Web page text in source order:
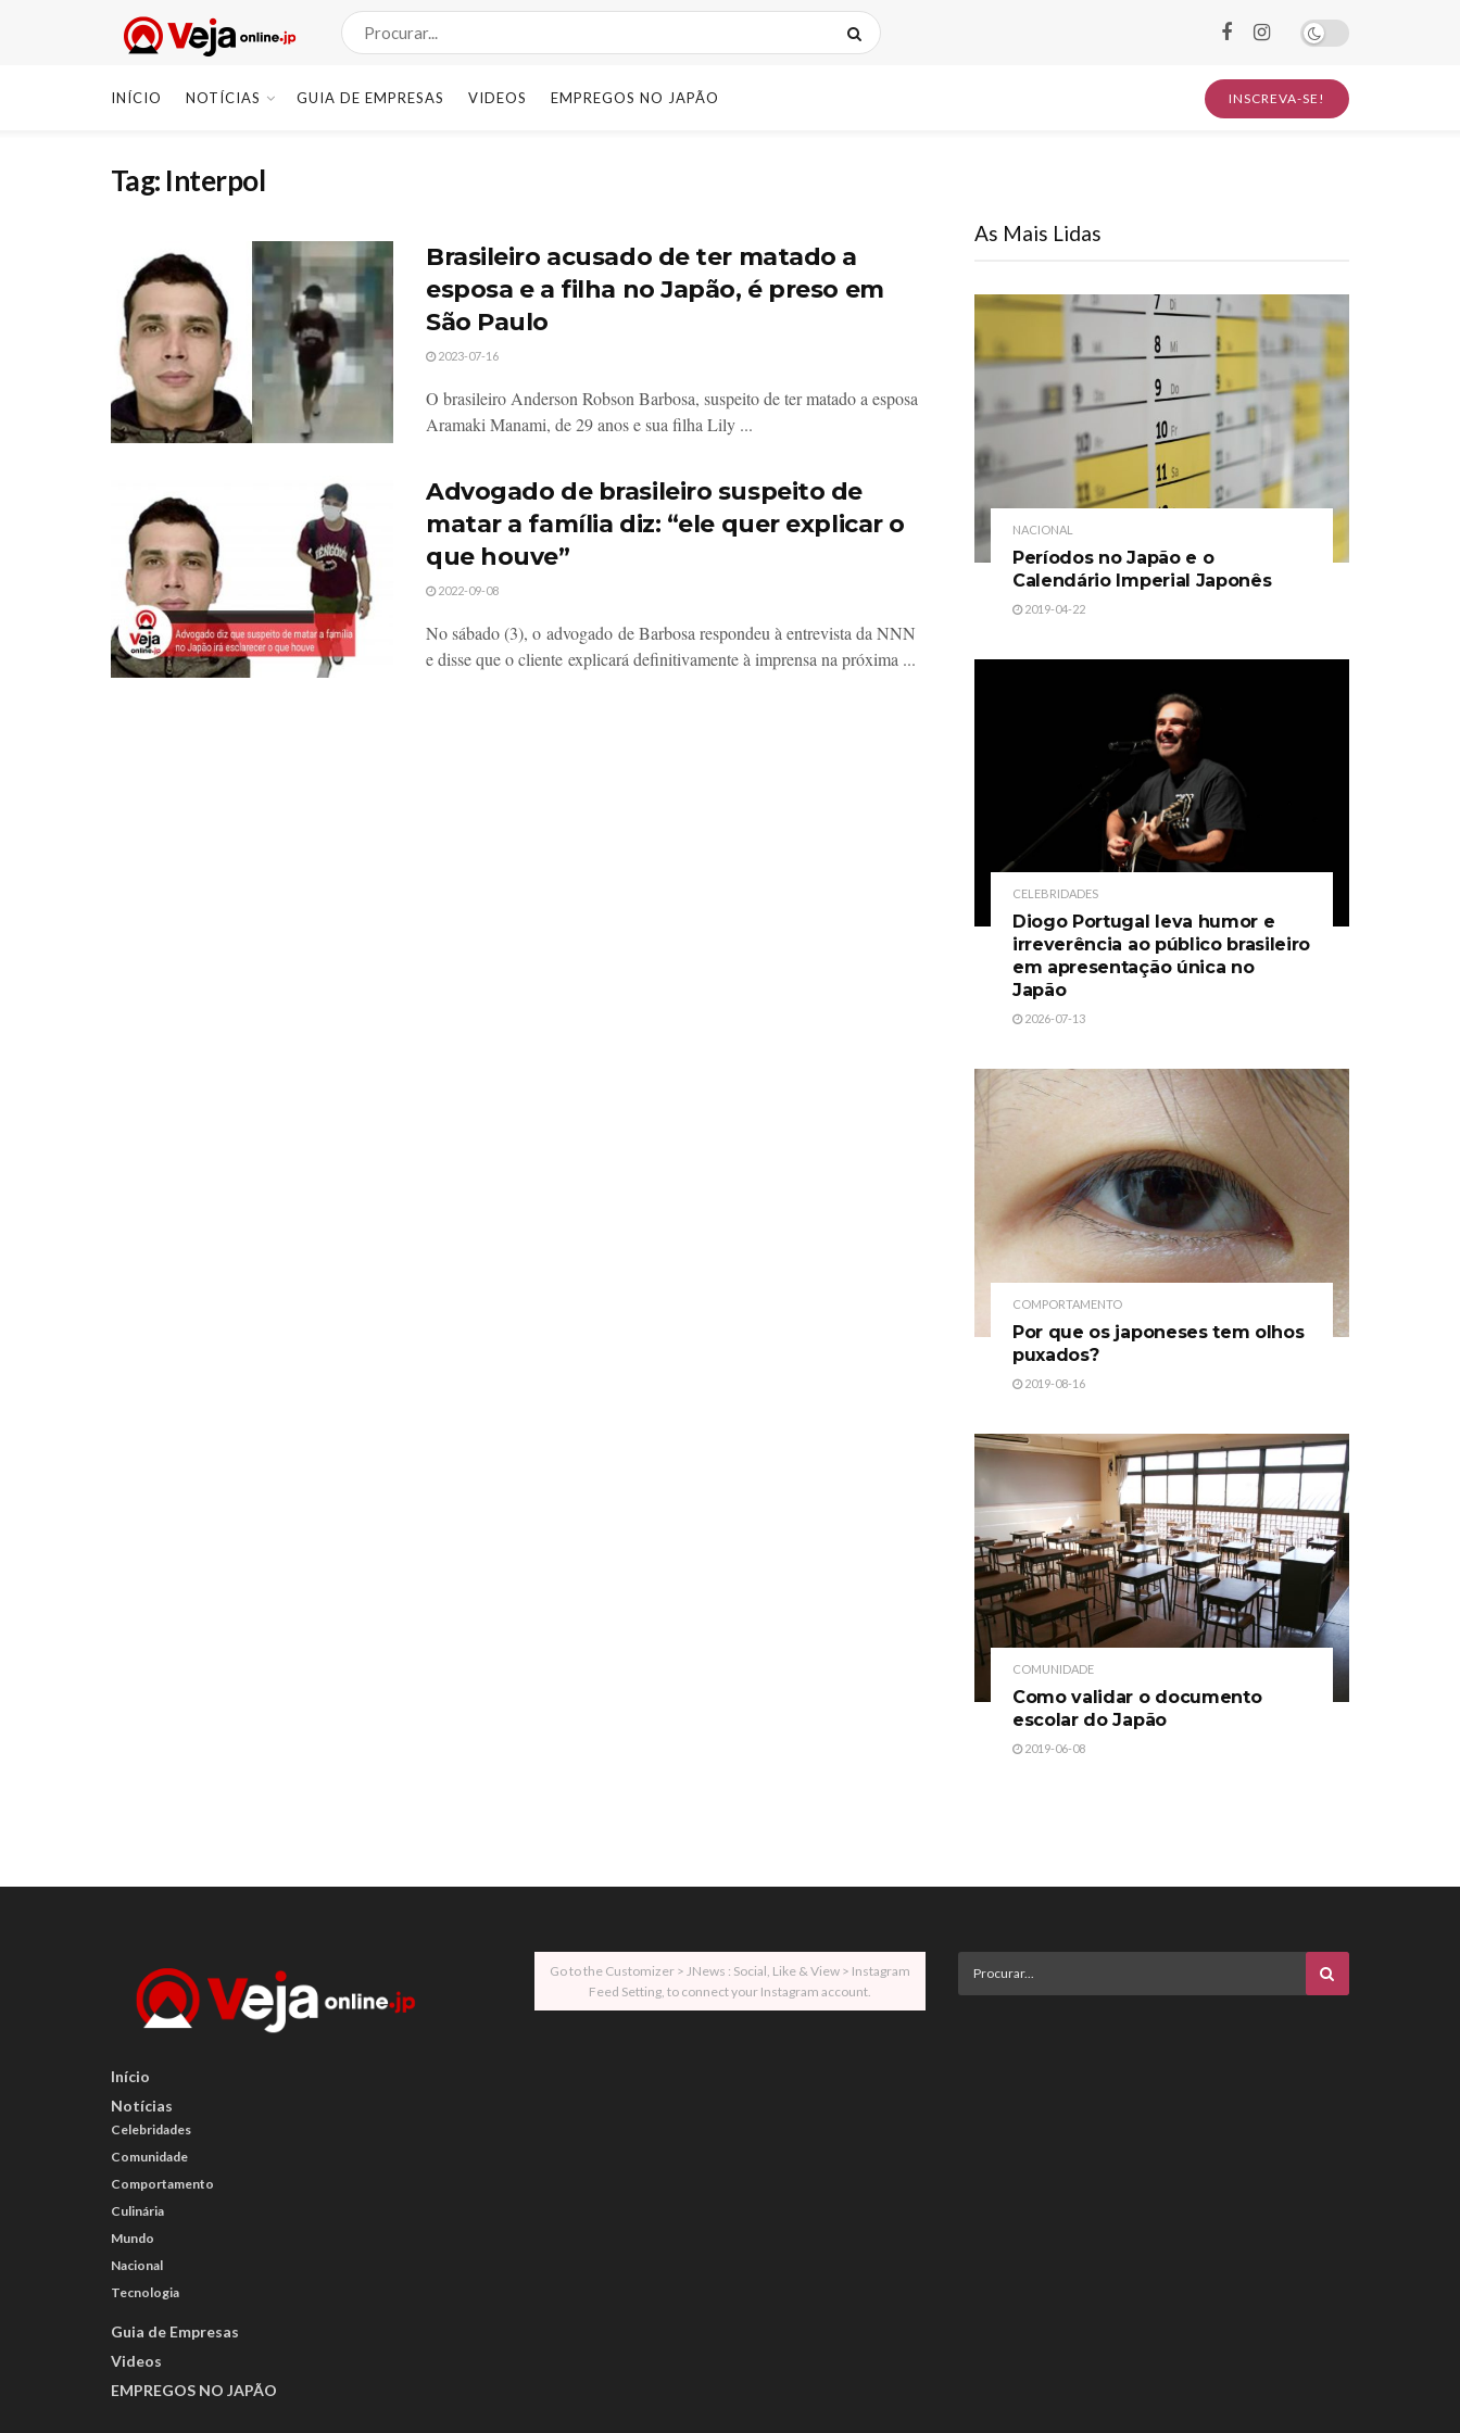
INÍCIO NOTÍCIAS GUIA DE EMPRESAS VIDEOS EMPREGOS NO JAPÃO INSCREVA-SE!
Tag: Interpol
Brasileiro acusado de ter matado a
esposa e a filha no Japão, é preso em
São Paulo
2023-07-16
O brasileiro Anderson Robson Barbosa, suspeito de ter matado a esposa
Aramaki Manami, de 29 anos e sua filha Lily ...
Advogado de brasileiro suspeito de
matar a família diz: “ele quer explicar o
que houve”
2022-09-08
No sábado (3), o advogado de Barbosa respondeu à entrevista da NNN
e disse que o cliente explicará definitivamente à imprensa na próxima ...
As Mais Lidas
NACIONAL
Períodos no Japão e o
Calendário Imperial Japonês
2019-04-22
CELEBRIDADES
Diogo Portugal leva humor e
irreverência ao público brasileiro
em apresentação única no
Japão
2026-07-13
COMPORTAMENTO
Por que os japoneses tem olhos
puxados?
2019-08-16
COMUNIDADE
Como validar o documento
escolar do Japão
2019-06-08
Início
Notícias
Celebridades
Comunidade
Comportamento
Culinária
Mundo
Nacional
Tecnologia
Guia de Empresas
Videos
EMPREGOS NO JAPÃO
Go to the Customizer > JNews : Social, Like & View > Instagram
Feed Setting, to connect your Instagram account.